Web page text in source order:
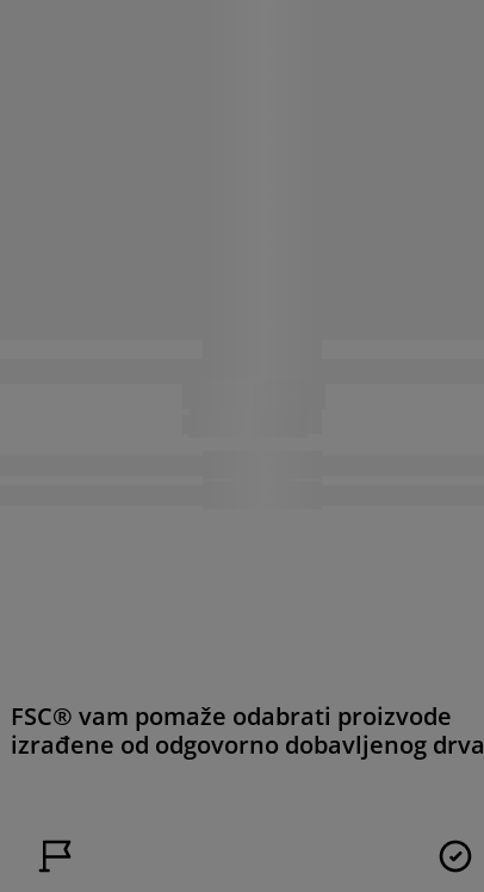
FSC® vam pomaže odabrati proizvode
izrađene od odgovorno dobavljenog drva